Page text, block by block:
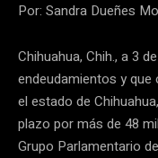
Por: Sandra Dueñes
Chihuahua, Chih., a 3
endeudamientos y
el estado de
plazo por más de 48
Grupo Parlamentario